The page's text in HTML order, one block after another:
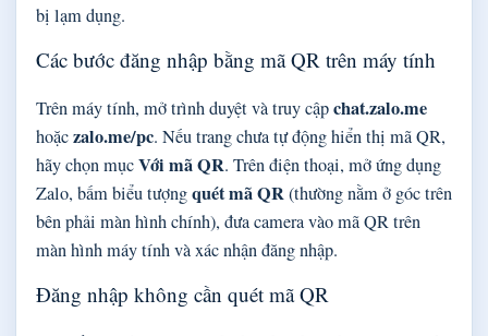
bị lạm dụng.
Các bước đăng nhập bằng mã QR trên máy tính
Trên máy tính, mở trình duyệt và truy cậpchat.zalo.me
hoặczalo.me/pc. Nếu trang chưa tự động hiển thị mã QR,
hãy chọn mụcVới mã QR. Trên điện thoại, mở ứng dụng
Zalo, bấm biểu tượngquét mã QR(thường nằm ở góc trên
bên phải màn hình chính), đưa camera vào mã QR trên
màn hình máy tính và xác nhận đăng nhập.
Đăng nhập không cần quét mã QR